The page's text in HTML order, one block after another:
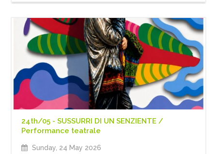
24th/05 - SUSSURRI DI UN SENZIENTE /
Performance teatrale
Sunday, 24 May 2026